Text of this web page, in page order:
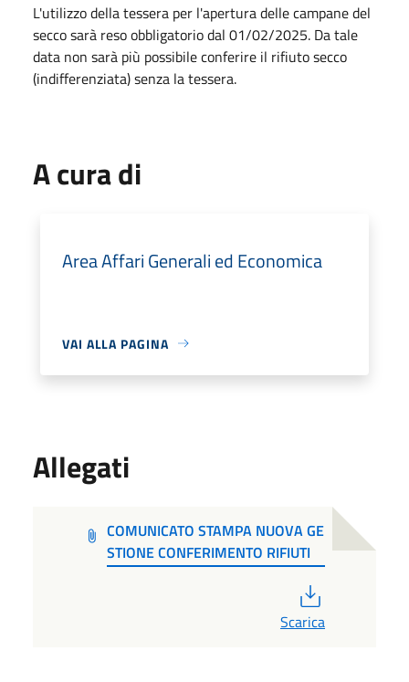
L'utilizzo della tessera per l'apertura delle campane del
secco sarà reso obbligatorio dal 01/02/2025. Da tale
data non sarà più possibile conferire il rifiuto secco
(indifferenziata) senza la tessera.
A cura di
Area Affari Generali ed Economica
VAI ALLA PAGINA
Allegati
COMUNICATO STAMPA NUOVA GE
STIONE CONFERIMENTO RIFIUTI
Scarica